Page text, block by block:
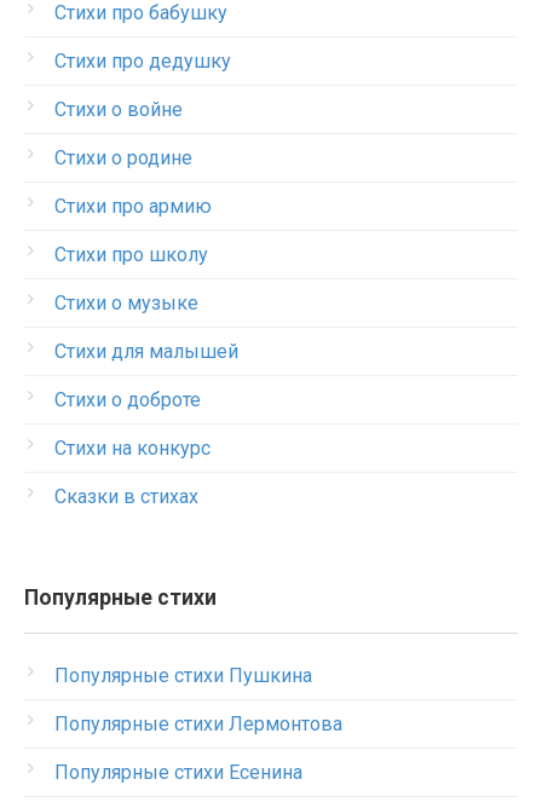
Стихи про бабушку
Стихи про дедушку
Стихи о войне
Стихи о родине
Стихи про армию
Стихи про школу
Стихи о музыке
Стихи для малышей
Стихи о доброте
Стихи на конкурс
Сказки в стихах
Популярные стихи
Популярные стихи Пушкина
Популярные стихи Лермонтова
Популярные стихи Есенина